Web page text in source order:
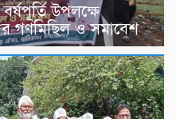
উপলক্ষে
গণমিছিল ও সমাবেশ